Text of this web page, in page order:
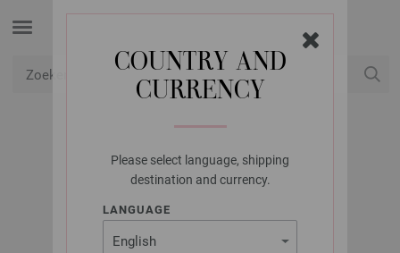
COUNTRY AND
CURRENCY
Please select language, shipping
destination and currency.
LANGUAGE
LANA GROSSA
ROK GIOIA